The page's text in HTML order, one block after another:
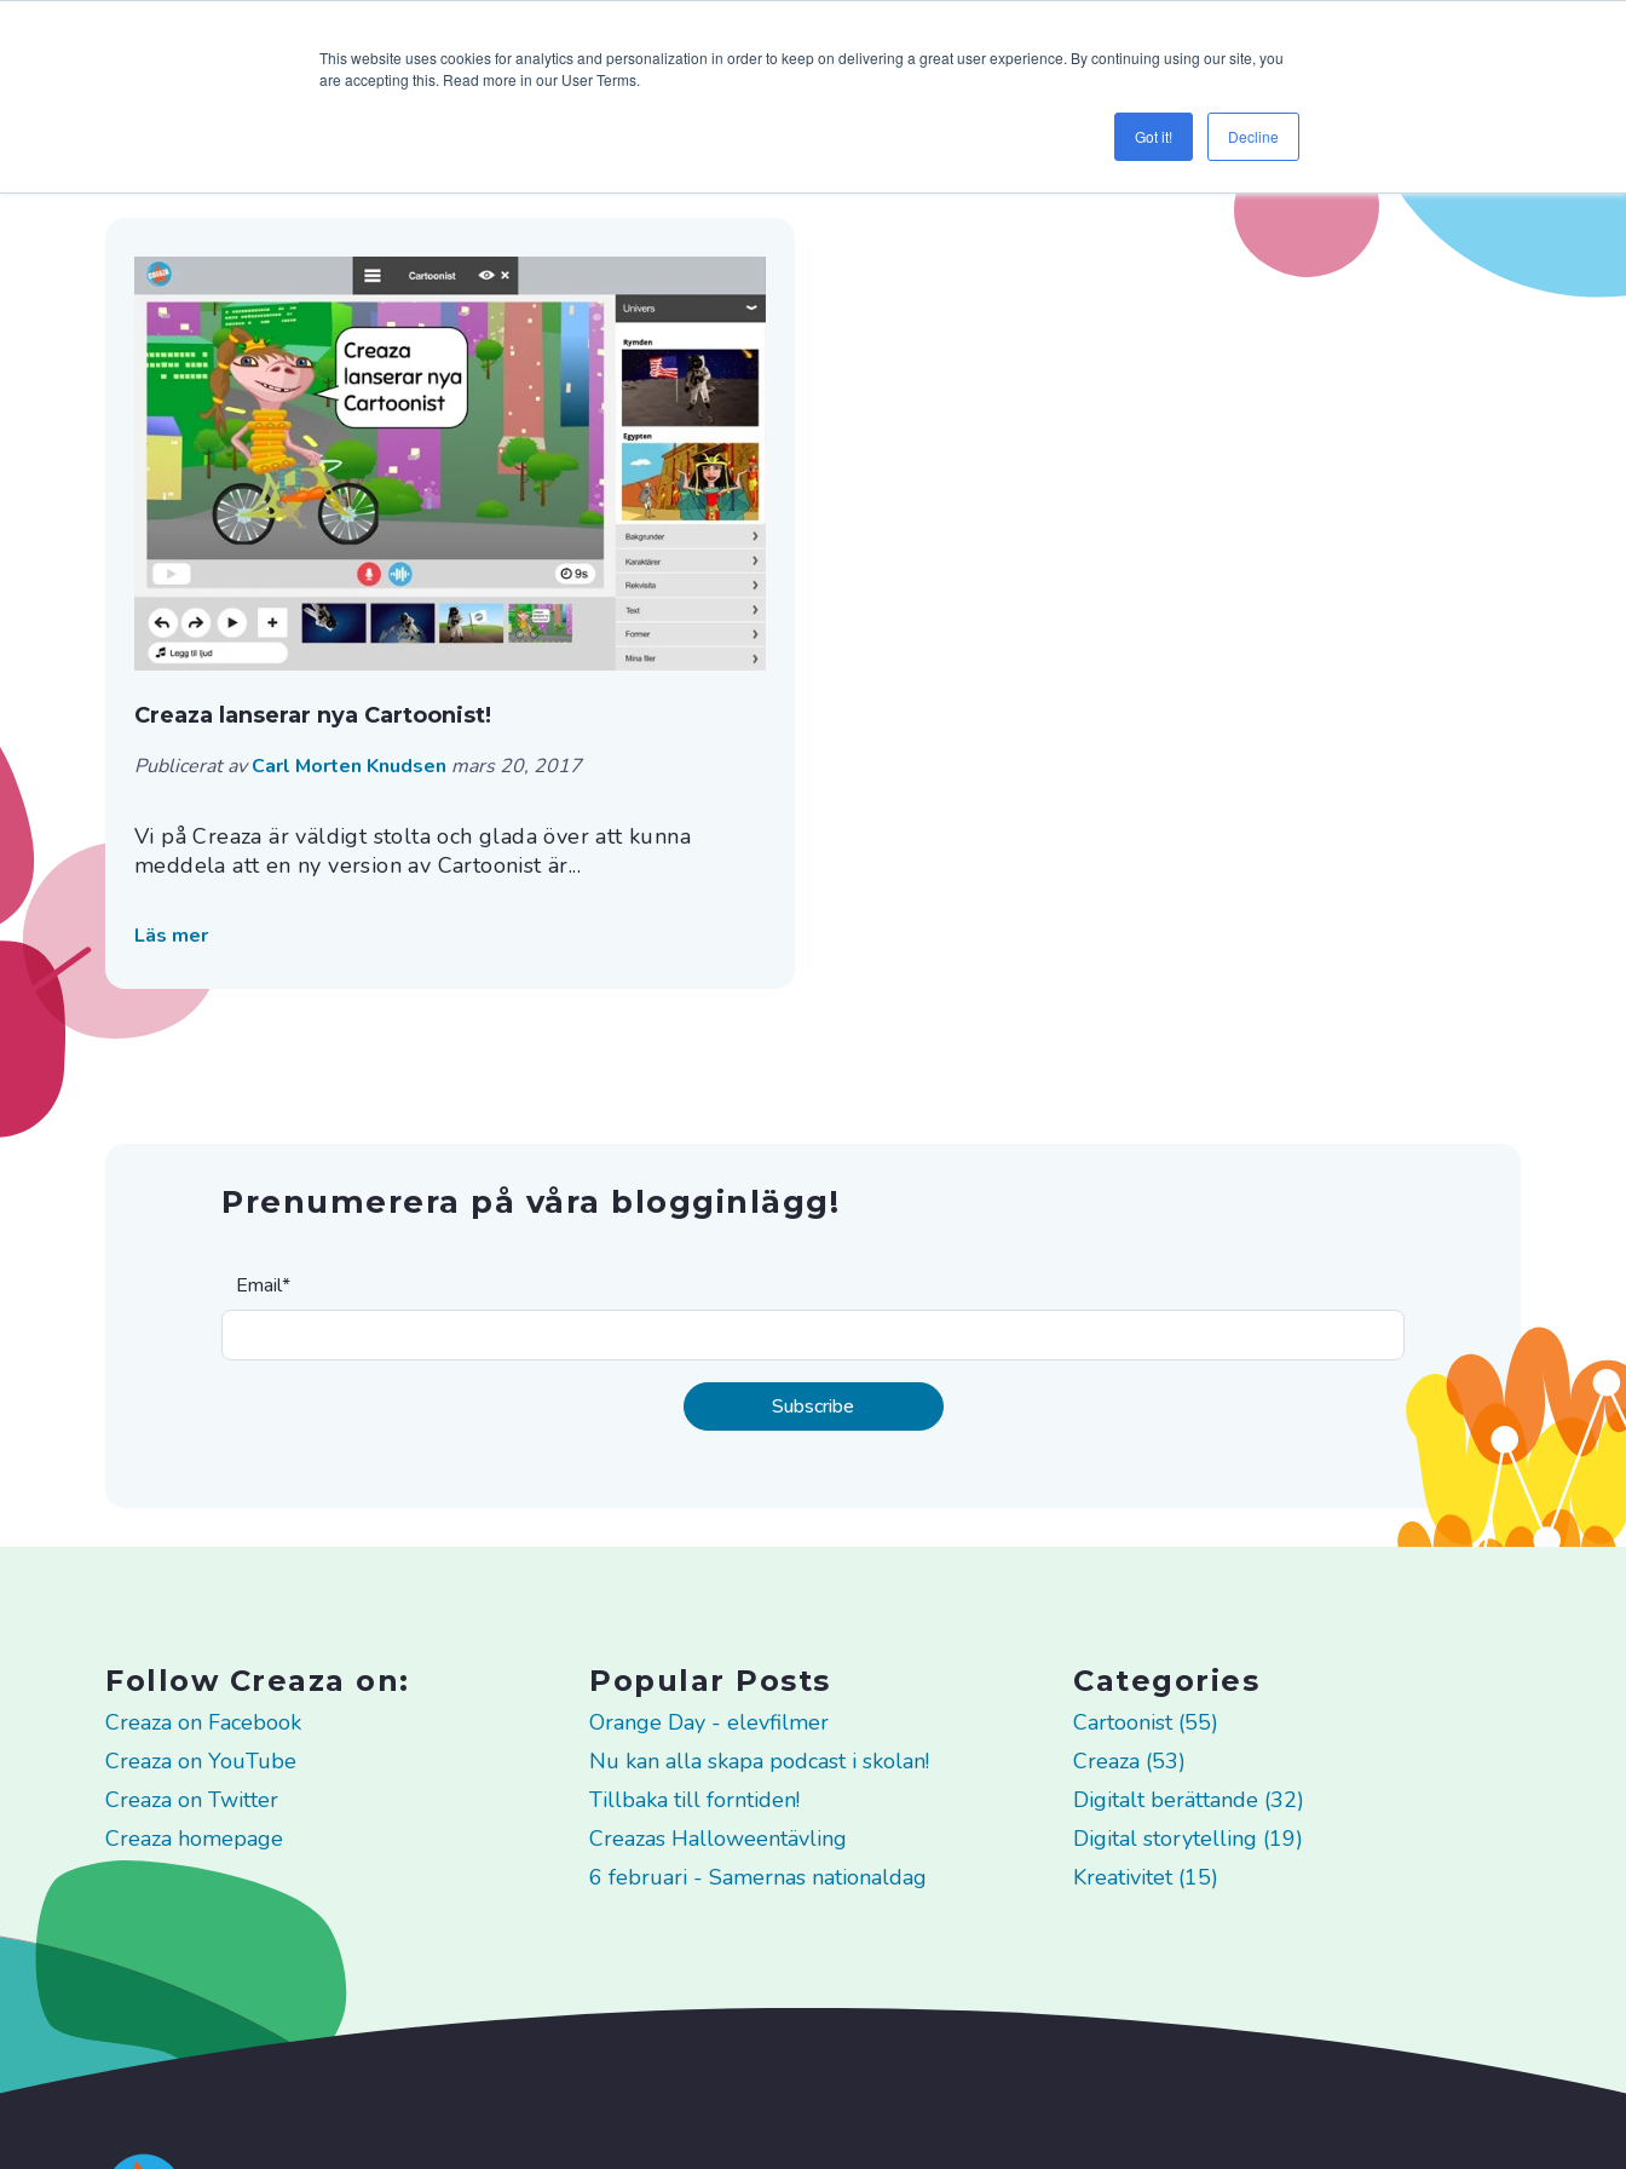
This website uses cookies for analytics and personalization in order to keep on delivering a great user experience. By continuing using our site, you
are accepting this. Read more in our User Terms.
Got it! Decline
Creaza lanserar nya Cartoonist!
Publicerat avCarl Morten Knudsen mars 20, 2017
Vi på Creaza är väldigt stolta och glada över att kunna
meddela att en ny version av Cartoonist är...
Läs mer
Prenumerera på våra blogginlägg!
Email*
Follow Creaza on:
Creaza on Facebook
Creaza on YouTube
Creaza on Twitter
Creaza homepage
Popular Posts
Orange Day - elevfilmer
Nu kan alla skapa podcast i skolan!
Tillbaka till forntiden!
Creazas Halloweentävling
6 februari - Samernas nationaldag
Categories
Cartoonist (55)
Creaza (53)
Digitalt berättande (32)
Digital storytelling (19)
Kreativitet (15)